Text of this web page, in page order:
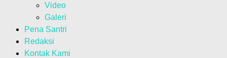
Video
Galeri
Pena Santri
Redaksi
Kontak Kami